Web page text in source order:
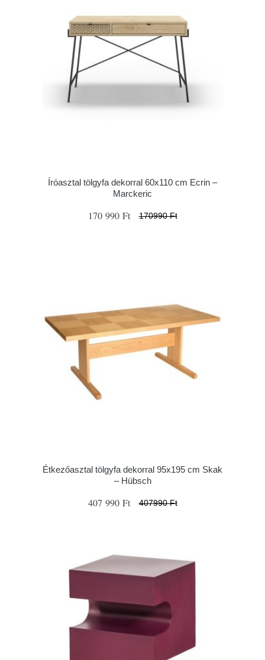
Íróasztal tölgyfa dekorral 60x110 cm Ecrin –
Marckeric
170 990 Ft 170990 Ft
Étkezőasztal tölgyfa dekorral 95x195 cm Skak
– Hübsch
407 990 Ft 407990 Ft